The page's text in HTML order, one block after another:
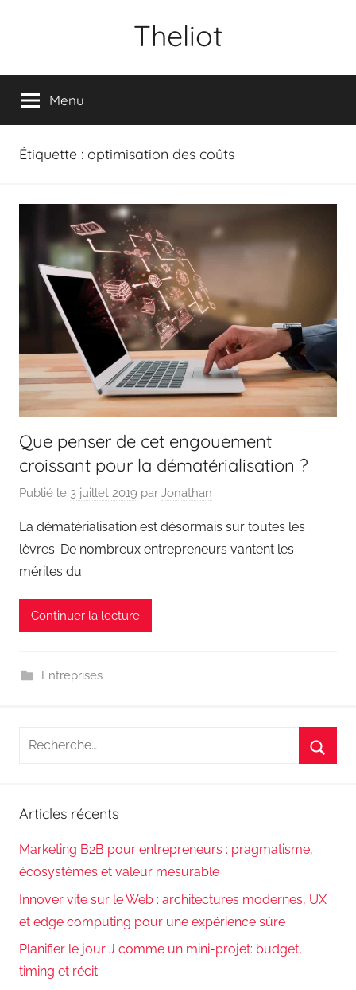
Theliot
Menu
Étiquette : optimisation des coûts
Que penser de cet engouement
croissant pour la dématérialisation ?
Publié le 3 juillet 2019 par Jonathan
La dématérialisation est désormais sur toutes les
lèvres. De nombreux entrepreneurs vantent les
mérites du
Continuer la lecture
Entreprises
Recherche
Articles récents
Marketing B2B pour entrepreneurs : pragmatisme,
écosystèmes et valeur mesurable
Innover vite sur le Web : architectures modernes, UX
et edge computing pour une expérience sûre
Planifier le jour J comme un mini-projet: budget,
timing et récit